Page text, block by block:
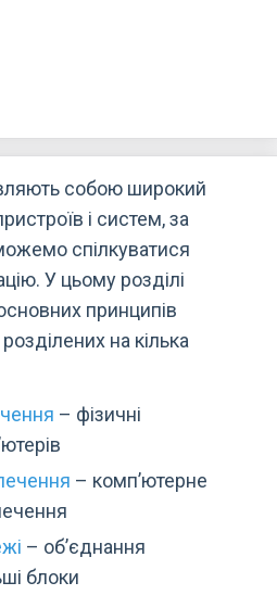
собою широкий
і систем, за
спілкуватися
У цьому розділі
принципів
на кілька
– фізичні
– комп’ютерне
– об’єднання
блоки